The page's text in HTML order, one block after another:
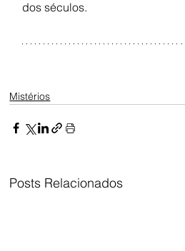
dos séculos.
Mistérios
Posts Relacionados